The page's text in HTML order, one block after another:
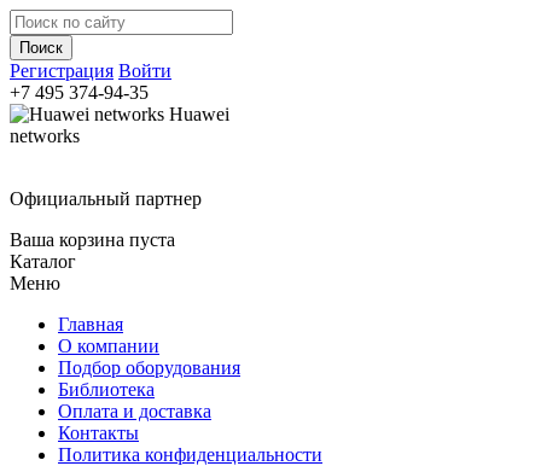
Регистрация Войти
+7 495 374-94-35
Huawei
networks
Официальный партнер
Ваша корзина пуста
Каталог
Меню
Главная
О компании
Подбор оборудования
Библиотека
Оплата и доставка
Контакты
Политика конфиденциальности